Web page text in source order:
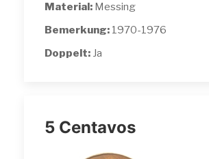
Material: Messing
Bemerkung: 1970-1976
Doppelt: Ja
5 Centavos